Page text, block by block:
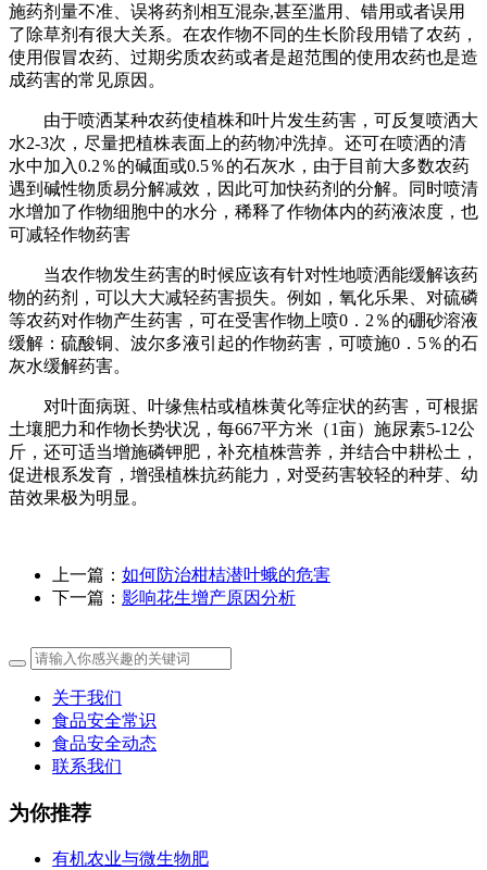
施药剂量不准、误将药剂相互混杂,甚至滥用、错用或者误用
了除草剂有很大关系。在农作物不同的生长阶段用错了农药，
使用假冒农药、过期劣质农药或者是超范围的使用农药也是造
成药害的常见原因。
由于喷洒某种农药使植株和叶片发生药害，可反复喷洒大
水2-3次，尽量把植株表面上的药物冲洗掉。还可在喷洒的清
水中加入0.2％的碱面或0.5％的石灰水，由于目前大多数农药
遇到碱性物质易分解减效，因此可加快药剂的分解。同时喷清
水增加了作物细胞中的水分，稀释了作物体内的药液浓度，也
可减轻作物药害
当农作物发生药害的时候应该有针对性地喷洒能缓解该药
物的药剂，可以大大减轻药害损失。例如，氧化乐果、对硫磷
等农药对作物产生药害，可在受害作物上喷0．2％的硼砂溶液
缓解：硫酸铜、波尔多液引起的作物药害，可喷施0．5％的石
灰水缓解药害。
对叶面病斑、叶缘焦枯或植株黄化等症状的药害，可根据
土壤肥力和作物长势状况，每667平方米（1亩）施尿素5-12公
斤，还可适当增施磷钾肥，补充植株营养，并结合中耕松土，
促进根系发育，增强植株抗药能力，对受药害较轻的种芽、幼
苗效果极为明显。
上一篇： 如何防治柑桔潜叶蛾的危害
下一篇： 影响花生增产原因分析
关于我们
食品安全常识
食品安全动态
联系我们
为你推荐
有机农业与微生物肥